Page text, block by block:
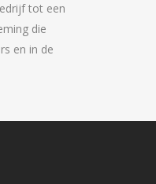
tot een
die
en in de